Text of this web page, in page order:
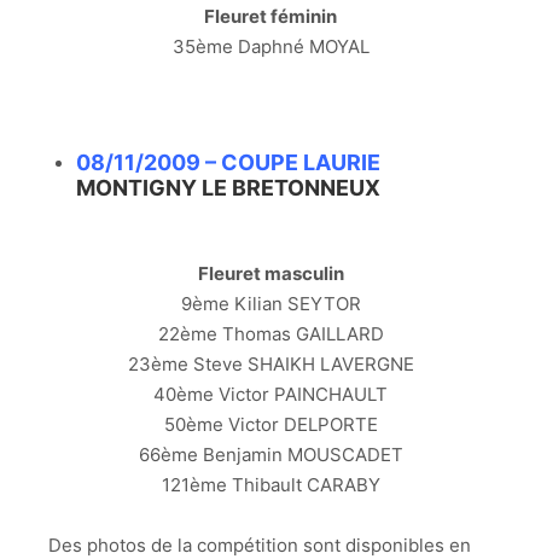
Fleuret féminin
35ème Daphné MOYAL
08/11/2009 – COUPE LAURIE
MONTIGNY LE BRETONNEUX
Fleuret masculin
9ème Kilian SEYTOR
22ème Thomas GAILLARD
23ème Steve SHAIKH LAVERGNE
40ème Victor PAINCHAULT
50ème Victor DELPORTE
66ème Benjamin MOUSCADET
121ème Thibault CARABY
Des photos de la compétition sont disponibles en